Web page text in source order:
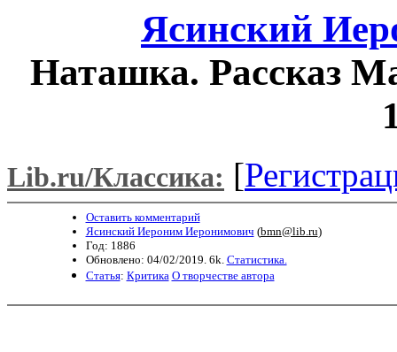
Ясинский
Наташка. Рассказ
Lib.ru/Классика: [
Оставить комментарий
Ясинский Иероним Иеронимович (bmn@lib.ru)
Год: 1886
Обновлено: 04/02/2019. 6k. Статистика.
Статья: Критика О творчестве автора